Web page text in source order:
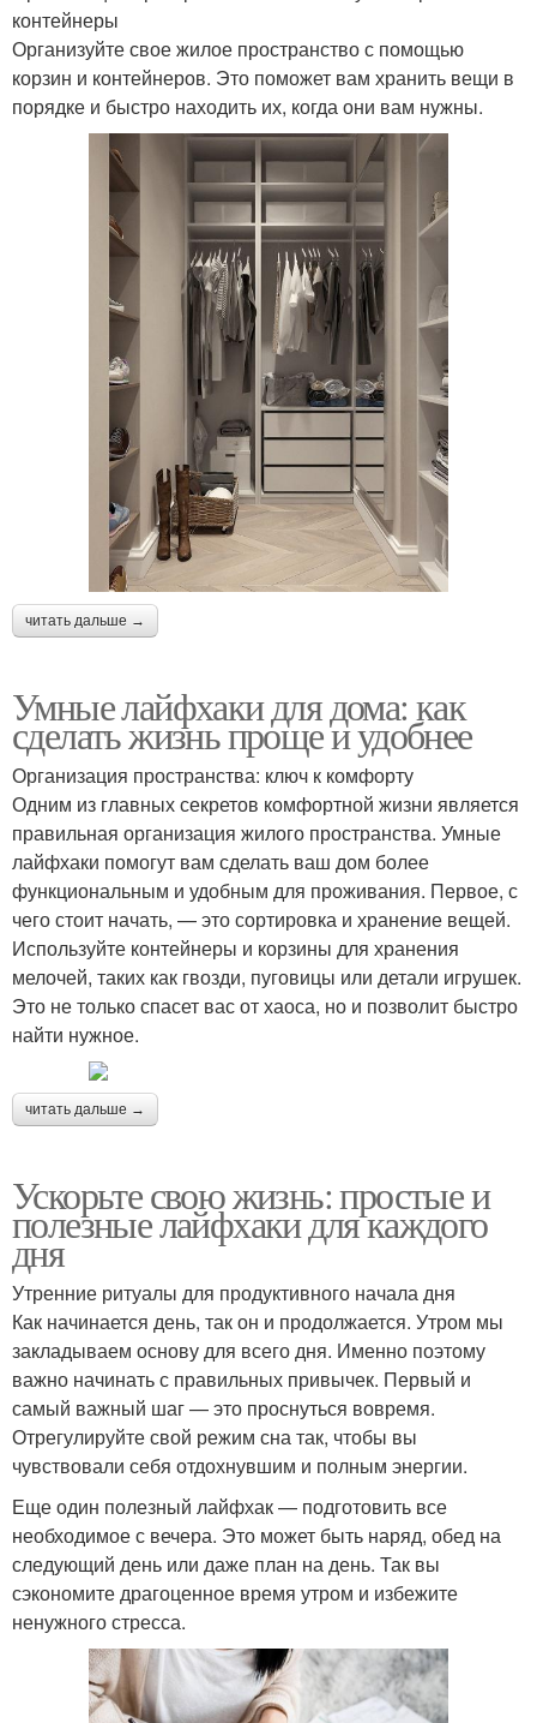
контейнеры
Организуйте свое жилое пространство с помощью
корзин и контейнеров. Это поможет вам хранить вещи в
порядке и быстро находить их, когда они вам нужны.
читать дальше →
Умные лайфхаки для дома: как
сделать жизнь проще и удобнее
Организация пространства: ключ к комфорту
Одним из главных секретов комфортной жизни является
правильная организация жилого пространства. Умные
лайфхаки помогут вам сделать ваш дом более
функциональным и удобным для проживания. Первое, с
чего стоит начать, — это сортировка и хранение вещей.
Используйте контейнеры и корзины для хранения
мелочей, таких как гвозди, пуговицы или детали игрушек.
Это не только спасет вас от хаоса, но и позволит быстро
найти нужное.
читать дальше →
Ускорьте свою жизнь: простые и
полезные лайфхаки для каждого
дня
Утренние ритуалы для продуктивного начала дня
Как начинается день, так он и продолжается. Утром мы
закладываем основу для всего дня. Именно поэтому
важно начинать с правильных привычек. Первый и
самый важный шаг — это проснуться вовремя.
Отрегулируйте свой режим сна так, чтобы вы
чувствовали себя отдохнувшим и полным энергии.
Еще один полезный лайфхак — подготовить все
необходимое с вечера. Это может быть наряд, обед на
следующий день или даже план на день. Так вы
сэкономите драгоценное время утром и избежите
ненужного стресса.